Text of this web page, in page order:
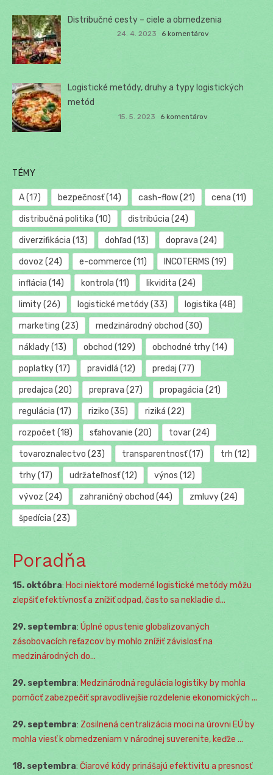
Distribučné cesty – ciele a obmedzenia
24. 4. 2023 6 komentárov
Logistické metódy, druhy a typy logistických
metód
15. 5. 2023 6 komentárov
TÉMY
A(17) bezpečnosť(14) cash-flow(21) cena (11)
distribučná politika (10) distribúcia (24)
diverzifikácia (13) dohľad (13) doprava (24)
dovoz (24) e-commerce (11) INCOTERMS (19)
inflácia (14) kontrola (11) likvidita (24)
limity(26) logistické metódy(33) logistika (48)
marketing (23) medzinárodný obchod (30)
náklady(13) obchod (129) obchodné trhy(14)
poplatky(17) pravidlá (12) predaj (77)
predajca (20) preprava (27) propagácia (21)
regulácia (17) riziko (35) riziká (22)
rozpočet (18) sťahovanie (20) tovar(24)
tovaroznalectvo (23) transparentnosť(17) trh (12)
trhy(17) udržateľnosť(12) výnos (12)
vývoz (24) zahraničný obchod (44) zmluvy(24)
špedícia (23)
Poradňa
15. októbra: Hoci niektoré moderné logistické metódy môžu
zlepšiť efektívnosť a znížiť odpad, často sa nekladie d...
29. septembra: Úplné opustenie globalizovaných
zásobovacích reťazcov by mohlo znížiť závislosť na
medzinárodných do...
29. septembra: Medzinárodná regulácia logistiky by mohla
pomôcť zabezpečiť spravodlivejšie rozdelenie ekonomických ...
29. septembra: Zosilnená centralizácia moci na úrovni EÚ by
mohla viesť k obmedzeniam v národnej suverenite, keďže ...
18. septembra: Čiarové kódy prinášajú efektivitu a presnosť